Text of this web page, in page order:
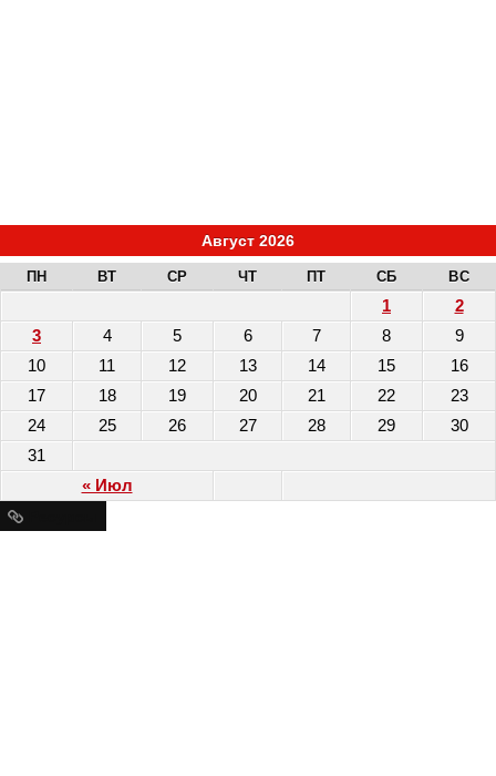
Август 2026
ПН ВТ СР ЧТ ПТ СБ ВС
« Июл
1
2
3
4 5 6 7 8
9
10
11 12 13 14 15
16
17
18 19 20 21 22
23
24
25 26 27 28 29
30
31